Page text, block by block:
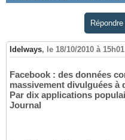
Idelways, le 18/10/2010 à 15h01
Facebook : des données
massivement divulguées à
Par dix applications
Journal